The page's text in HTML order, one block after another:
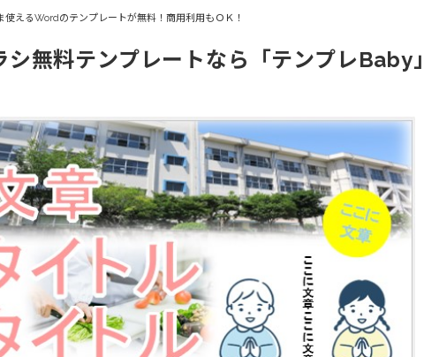
えるWordのテンプレートが無料！商用利用もＯＫ！
無料テンプレートなら「テンプレBaby」